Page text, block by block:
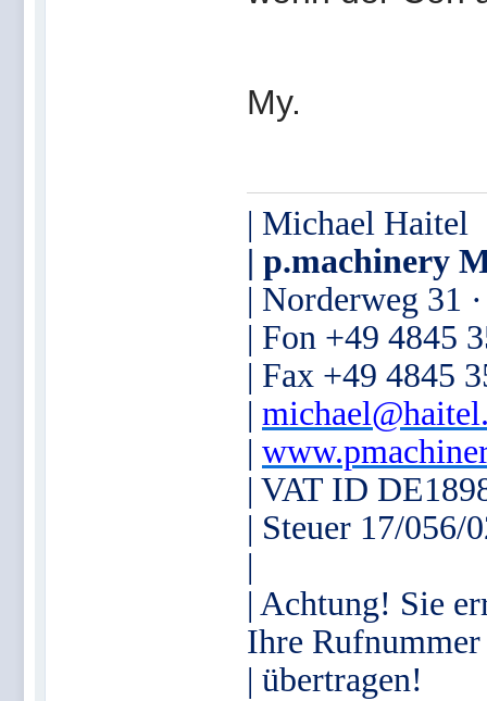
My.
| Michael Haitel
| p.machinery
| Norderweg 31
| Fon +49 4845
| Fax +49 4845
|
|
| VAT ID
| Steuer 17/056/
|
| Achtung! Sie
Ihre Rufnummer
| übertragen!